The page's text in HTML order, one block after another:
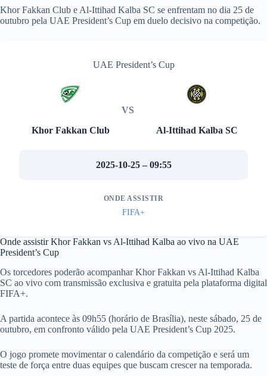
Khor Fakkan Club e Al-Ittihad Kalba SC se enfrentam no dia 25 de
outubro pela UAE President’s Cup em duelo decisivo na competição.
UAE President’s Cup
Khor Fakkan Club
VS
Al-Ittihad Kalba SC
2025-10-25 – 09:55
ONDE ASSISTIR
FIFA+
Onde assistir Khor Fakkan vs Al-Ittihad Kalba ao vivo na UAE
President’s Cup
Os torcedores poderão acompanhar Khor Fakkan vs Al-Ittihad Kalba
SC ao vivo com transmissão exclusiva e gratuita pela plataforma digital
FIFA+.
A partida acontece às 09h55 (horário de Brasília), neste sábado, 25 de
outubro, em confronto válido pela UAE President’s Cup 2025.
O jogo promete movimentar o calendário da competição e será um
teste de força entre duas equipes que buscam crescer na temporada.